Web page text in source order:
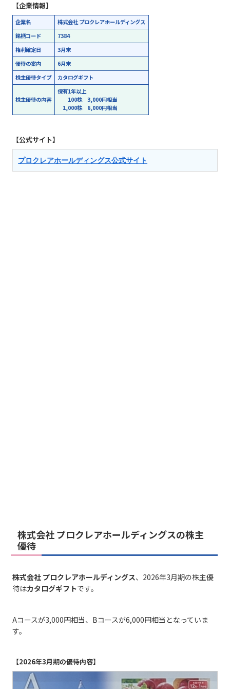
【企業情報】
企業名
株式会社 プロクレアホールディングス
銘柄コード
7384
権利確定日
3月末
優待の案内
6月末
株主優待タイプ
カタログギフト
株主優待の内容
保有1年以上
100株 3,000円相当
1,000株 6,000円相当
【公式サイト】
プロクレアホールディングス公式サイト
株式会社 プロクレアホールディングスの株主
優待
株式会社 プロクレアホールディングス、2026年3月期の株主優
待はカタログギフトです。
Aコースが3,000円相当、Bコースが6,000円相当となっていま
す。
【2026年3月期の優待内容】